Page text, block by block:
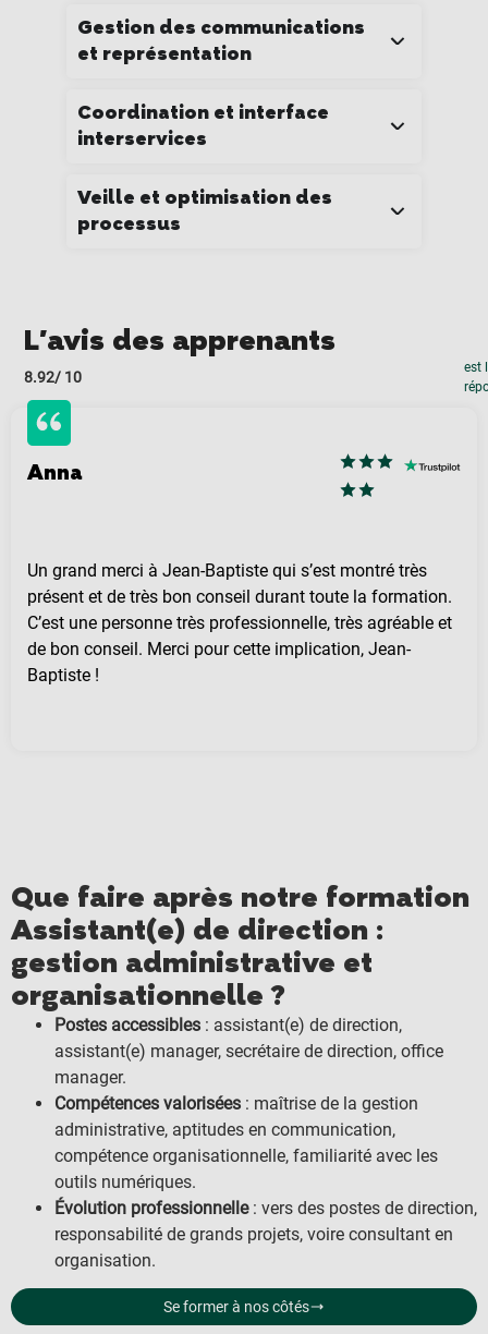
Gestion des communications
et représentation
Coordination et interface
interservices
Veille et optimisation des
processus
L'avis des apprenants
8.92/ 10
est
Anna
Un grand merci à Jean-Baptiste qui s’est montré très
présent et de très bon conseil durant toute la formation.
C’est une personne très professionnelle, très agréable et
de bon conseil. Merci pour cette implication, Jean-
Baptiste !
Que faire après notre formation
Assistant(e) de direction :
gestion administrative et
organisationnelle ?
Postes accessibles : assistant(e) de direction,
assistant(e) manager, secrétaire de direction, office
manager.
Compétences valorisées : maîtrise de la gestion
administrative, aptitudes en communication,
compétence organisationnelle, familiarité avec les
outils numériques.
Évolution professionnelle: vers des postes de direction,
responsabilité de grands projets, voire consultant en
organisation.
Se former à nos côtés